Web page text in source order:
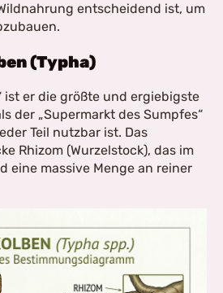
entscheidend ist, um
(Typha)
ist er die größte und ergiebigste
der „Supermarkt des Sumpfes“
Teil nutzbar ist. Das
Rhizom (Wurzelstock), das im
eine massive Menge an reiner